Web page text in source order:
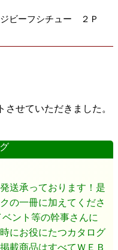
ビーフシチュー ２Ｐ
させていただきました。
送承っております！是
の一冊に加えてくださ
ベント等の幹事さんに
にお役にたつカタログ
載商品はすべてＷＥＢ